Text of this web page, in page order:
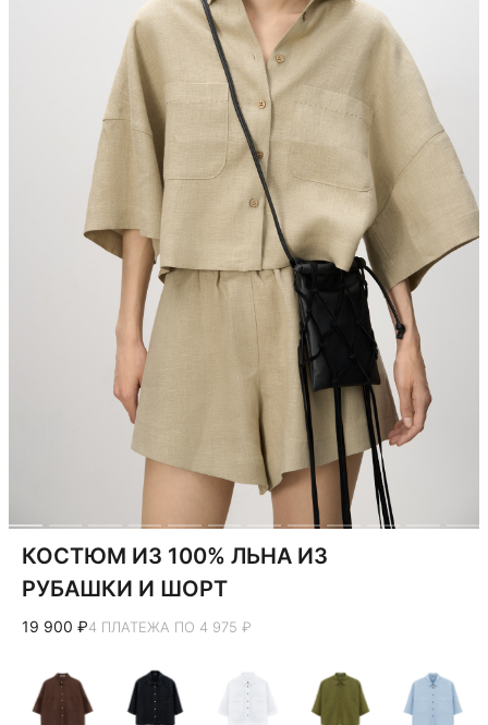
КОСТЮМ ИЗ 100% ЛЬНА ИЗ
РУБАШКИ И ШОРТ
19 900 ₽4 ПЛАТЕЖА ПО 4 975 ₽